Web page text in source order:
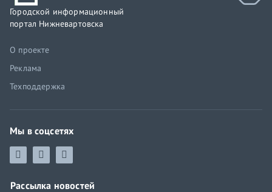
Городской информационный
портал Нижневартовска
О проекте
Реклама
Техподдержка
Мы в соцсетях
Рассылка новостей